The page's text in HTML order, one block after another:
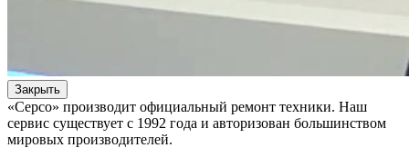
Закрыть
«Серсо» производит официальный ремонт техники. Наш
сервис существует с 1992 года и авторизован большинством
мировых производителей.